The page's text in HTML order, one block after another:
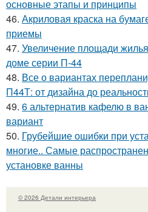
основные этапы и принципы
46. Акриловая краска на
приемы
47. Увеличение площади
доме серии П-44
48. Все о вариантах
П44Т: от дизайна до
49. 6 альтернатив кафелю в
вариант
50. Грубейшие ошибки при
многие.. Самые
установке ванны
© 2026 Детали интерьера